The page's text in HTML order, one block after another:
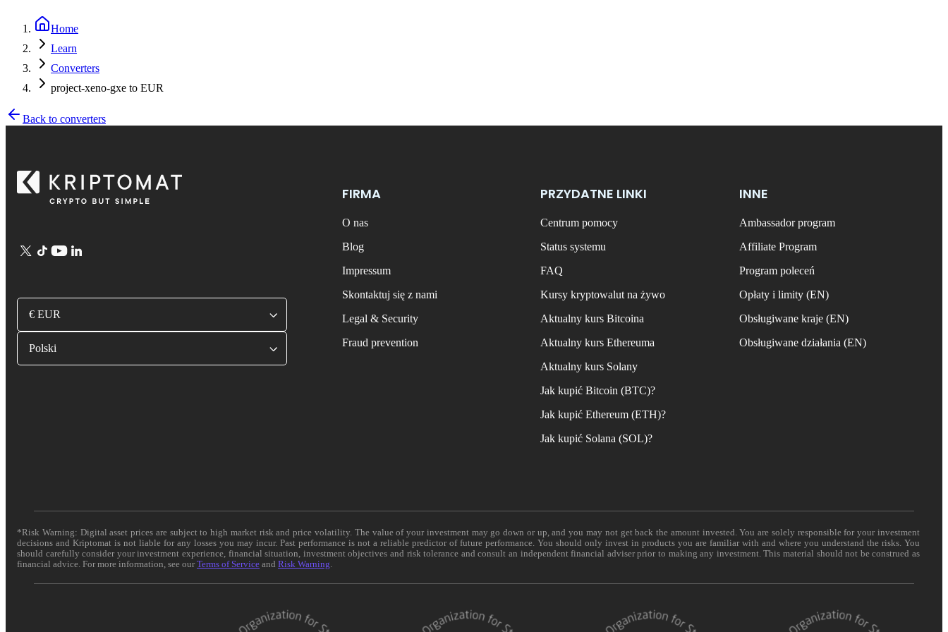
Home
Learn
Converters
project-xeno-gxe to EUR
Back to converters
€ EUR
Polski
FIRMA
O nas
Blog
Impressum
Skontaktuj się z nami
Legal & Security
Fraud prevention
PRZYDATNE LINKI
Centrum pomocy
Status systemu
FAQ
Kursy kryptowalut na żywo
Aktualny kurs Bitcoina
Aktualny kurs Ethereuma
Aktualny kurs Solany
Jak kupić Bitcoin (BTC)?
Jak kupić Ethereum (ETH)?
Jak kupić Solana (SOL)?
INNE
Ambassador program
Affiliate Program
Program poleceń
Opłaty i limity (EN)
Obsługiwane kraje (EN)
Obsługiwane działania (EN)
*Risk Warning: Digital asset prices are subject to high market risk and price volatility. The value of your investment may go down or up, and you may not get back the amount invested. You are solely responsible for your investment
decisions and Kriptomat is not liable for any losses you may incur. Past performance is not a reliable predictor of future performance. You should only invest in products you are familiar with and where you understand the risks. You
should carefully consider your investment experience, financial situation, investment objectives and risk tolerance and consult an independent financial adviser prior to making any investment. This material should not be construed as
financial advice. For more information, see ourTerms of Service and Risk Warning